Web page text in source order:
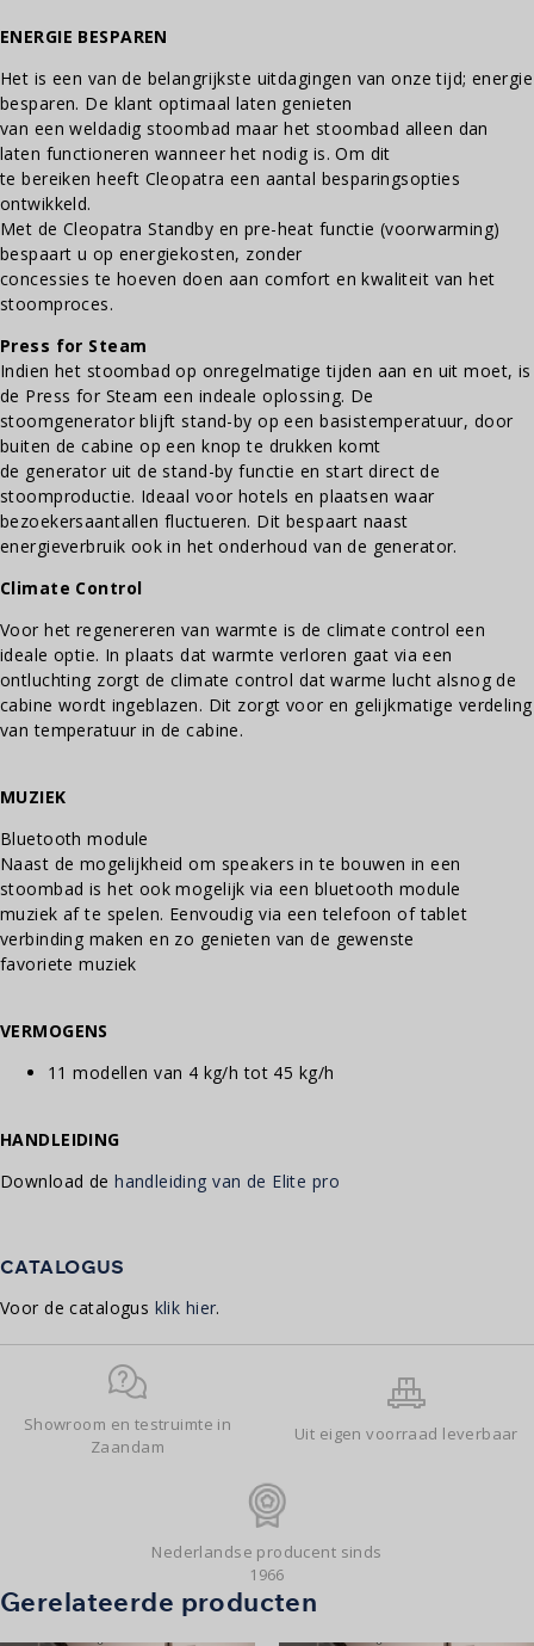
ENERGIE BESPAREN
Het is een van de belangrijkste uitdagingen van onze tijd; energie
besparen. De klant optimaal laten genieten
van een weldadig stoombad maar het stoombad alleen dan
laten functioneren wanneer het nodig is. Om dit
te bereiken heeft Cleopatra een aantal besparingsopties
ontwikkeld.
Met de Cleopatra Standby en pre-heat functie (voorwarming)
bespaart u op energiekosten, zonder
concessies te hoeven doen aan comfort en kwaliteit van het
stoomproces.
Press for Steam
Indien het stoombad op onregelmatige tijden aan en uit moet, is
de Press for Steam een indeale oplossing. De
stoomgenerator blijft stand-by op een basistemperatuur, door
buiten de cabine op een knop te drukken komt
de generator uit de stand-by functie en start direct de
stoomproductie. Ideaal voor hotels en plaatsen waar
bezoekersaantallen fluctueren. Dit bespaart naast
energieverbruik ook in het onderhoud van de generator.
Climate Control
Voor het regenereren van warmte is de climate control een
ideale optie. In plaats dat warmte verloren gaat via een
ontluchting zorgt de climate control dat warme lucht alsnog de
cabine wordt ingeblazen. Dit zorgt voor en gelijkmatige verdeling
van temperatuur in de cabine.
MUZIEK
Bluetooth module
Naast de mogelijkheid om speakers in te bouwen in een
stoombad is het ook mogelijk via een bluetooth module
muziek af te spelen. Eenvoudig via een telefoon of tablet
verbinding maken en zo genieten van de gewenste
favoriete muziek
VERMOGENS
11 modellen van 4 kg/h tot 45 kg/h
HANDLEIDING
Download dehandleiding van de Elite pro
CATALOGUS
Voor de catalogus klik hier.
Showroom en testruimte in
Zaandam
Uit eigen voorraad leverbaar
Nederlandse producent sinds
1966
Gerelateerde producten